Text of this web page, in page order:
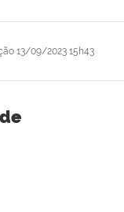
13/09/2023 15h43